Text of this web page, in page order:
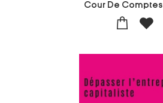
Cour De Comptes